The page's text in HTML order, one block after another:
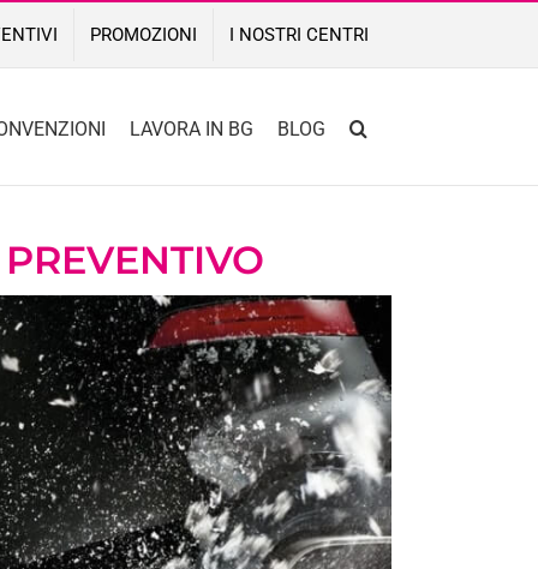
PROMOZIONI I NOSTRI CENTRI
LAVORA IN BG BLOG